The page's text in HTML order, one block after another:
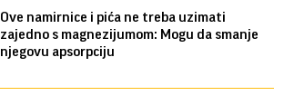
Ove namirnice i pića ne treba uzimati
zajedno s magnezijumom: Mogu da smanje
njegovu apsorpciju